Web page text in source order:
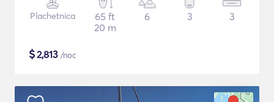
Plachetnica
65 ft
20 m
6 3 3
$2,813 /noc